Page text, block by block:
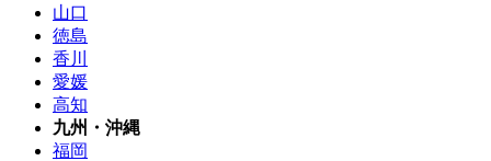
山口
徳島
香川
愛媛
高知
九州・沖縄
福岡